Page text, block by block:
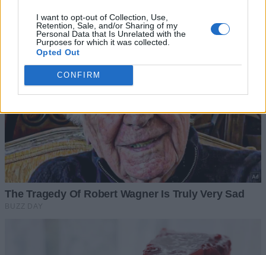
I want to opt-out of Collection, Use,
Retention, Sale, and/or Sharing of my
Personal Data that Is Unrelated with the
Purposes for which it was collected.
Opted Out
CONFIRM